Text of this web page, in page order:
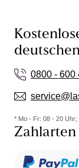
0800 - 600
* Mo - Fr: 08 - 20 Uhr;
Zahlarten